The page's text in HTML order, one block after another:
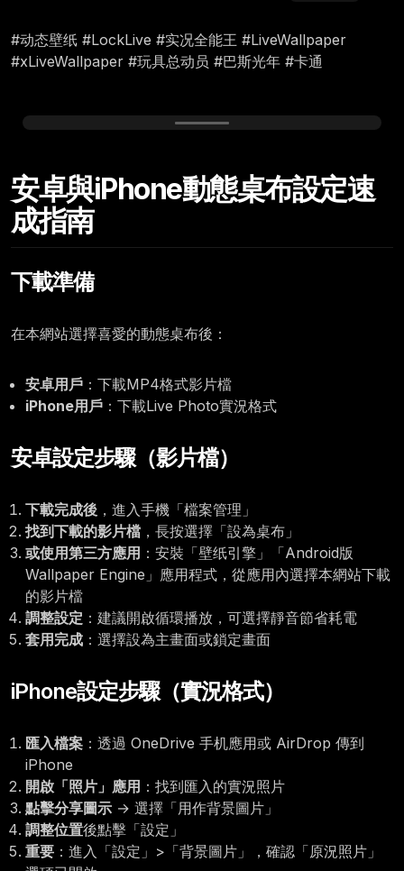
#动态壁纸 #LockLive #实况全能王 #LiveWallpaper
#xLiveWallpaper #玩具总动员 #巴斯光年 #卡通
Friday, September 18
12:00
安卓與iPhone動態桌布設定速
成指南
下載準備
在本網站選擇喜愛的動態桌布後：
安卓用戶 ：下載MP4格式影片檔
iPhone用戶 ：下載Live Photo實況格式
安卓設定步驟（影片檔）
下載完成後 ，進入手機「檔案管理」
找到下載的影片檔 ，長按選擇「設為桌布」
或使用第三方應用 ：安裝「壁纸引擎」「Android版
Wallpaper Engine」應用程式，從應用內選擇本網站下載
的影片檔
調整設定 ：建議開啟循環播放，可選擇靜音節省耗電
套用完成 ：選擇設為主畫面或鎖定畫面
iPhone設定步驟（實況格式）
匯入檔案 ：透過 OneDrive 手机應用或 AirDrop 傳到
iPhone
開啟「照片」應用 ：找到匯入的實況照片
點擊分享圖示 → 選擇「用作背景圖片」
調整位置後點擊「設定」
重要 ：進入「設定」>「背景圖片」，確認「原況照片」